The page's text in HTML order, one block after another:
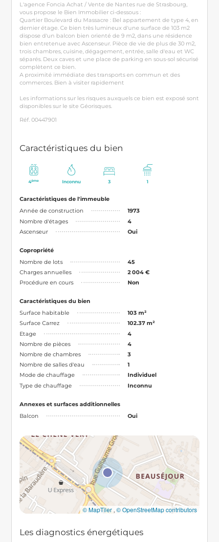
L'agence Foncia Achat / Vente de Nantes rue de Strasbourg,
vous propose le Bien Immobilier ci-dessous :
Quartier Boulevard du Massacre : Bel appartement de type 4, en
dernier étage. Ce bien très lumineux d'une surface de 103 m2
dispose d'un balcon bien orienté de 9 m2, dans une résidence
bien entretenue avec Ascenseur. Pièce de vie de plus de 30 m2,
trois chambres, cuisine, dégagement, entrée, salle d'eau et WC
séparés. Deux caves et une place de parking en sous-sol sécurisé
complètent ce bien.
A proximité immédiate des transports en commun et des
commerces. Bien à visiter rapidement
Les informations sur les risques auxquels ce bien est exposé sont
disponibles sur le site Géorisques.
Réf. 00447901
Caractéristiques du bien
4ème Inconnu 3 1
Caractéristiques de l'immeuble
Année de construction
1973
Nombre d'étages
4
Ascenseur
Oui
Copropriété
Nombre de lots
45
Charges annuelles
2 004 €
Procédure en cours
Non
Caractéristiques du bien
Surface habitable
103 m²
Surface Carrez
102.37 m²
Etage
4
Nombre de pièces
4
Nombre de chambres
3
Nombre de salles d'eau
1
Mode de chauffage
Individuel
Type de chauffage
Inconnu
Annexes et surfaces additionnelles
Balcon
Oui
© MapTiler ,© OpenStreetMap contributors
Les diagnostics énergétiques